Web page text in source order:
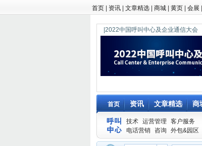
首页 资讯 文章精选 商城 黄页 会展
|2022中国呼叫中心及企业通信大会
首页 资讯 文章精选 商
技术 运营管理
客户服务
电话营销
咨询 外包&园区